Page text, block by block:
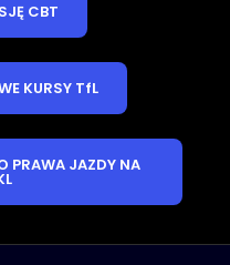
CBT
KURSY TfL
PRAWA JAZDY NA